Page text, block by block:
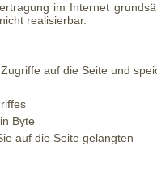
im Internet
realisierbar.
auf die Seite und
Byte
auf die Seite gelangten